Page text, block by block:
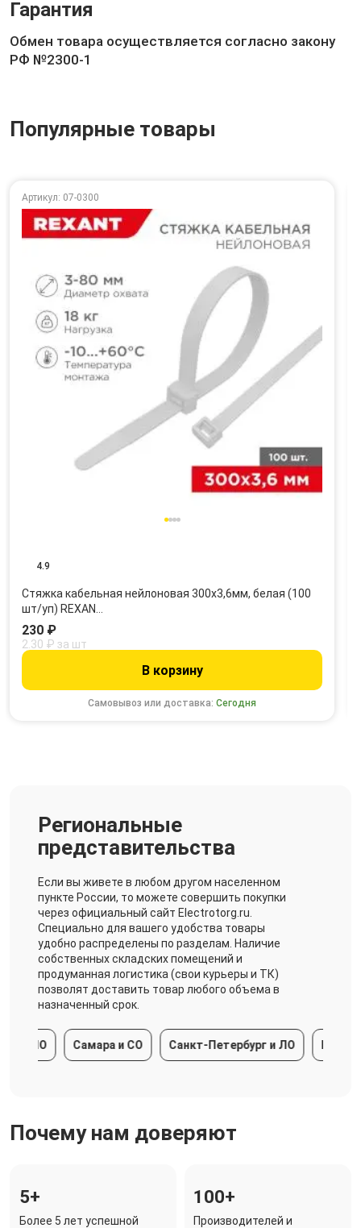
Гарантия
Обмен товара осуществляется согласно закону
РФ №2300-1
Популярные товары
Артикул: 07-0300
4.9
Стяжка кабельная нейлоновая 300x3,6мм, белая (100
шт/уп) REXAN…
Самовывоз или доставка:Сегодня
230 ₽
2.30 ₽ за шт
В корзину
Региональные
представительства
Если вы живете в любом другом населенном
пункте России, то можете совершить покупки
через официальный сайт Electrotorg.ru.
Специально для вашего удобства товары
удобно распределены по разделам. Наличие
собственных складских помещений и
продуманная логистика (свои курьеры и ТК)
позволят доставить товар любого объема в
назначенный срок.
Самара и СО Санкт-Петербург и ЛО
Почему нам доверяют
5+
Более 5 лет успешной
100+
Производителей и